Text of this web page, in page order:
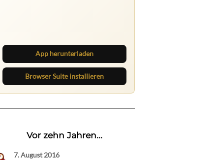
App herunterladen
Browser Suite installieren
Vor zehn Jahren...
7. August 2016